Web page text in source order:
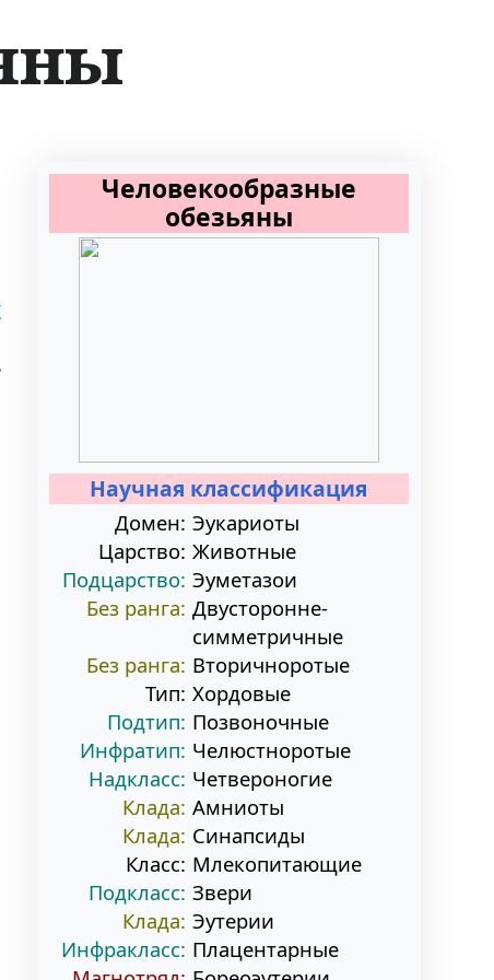
Человекообразные
обезьяны
Научная классификация
Домен: Эукариоты
Царство: Животные
Подцарство: Эуметазои
Без ранга: Двусторонне-
симметричные
Без ранга: Вторичноротые
Тип: Хордовые
Подтип: Позвоночные
Инфратип: Челюстноротые
Надкласс: Четвероногие
Клада: Амниоты
Клада: Синапсиды
Класс: Млекопитающие
Подкласс: Звери
Клада: Эутерии
Инфракласс: Плацентарные